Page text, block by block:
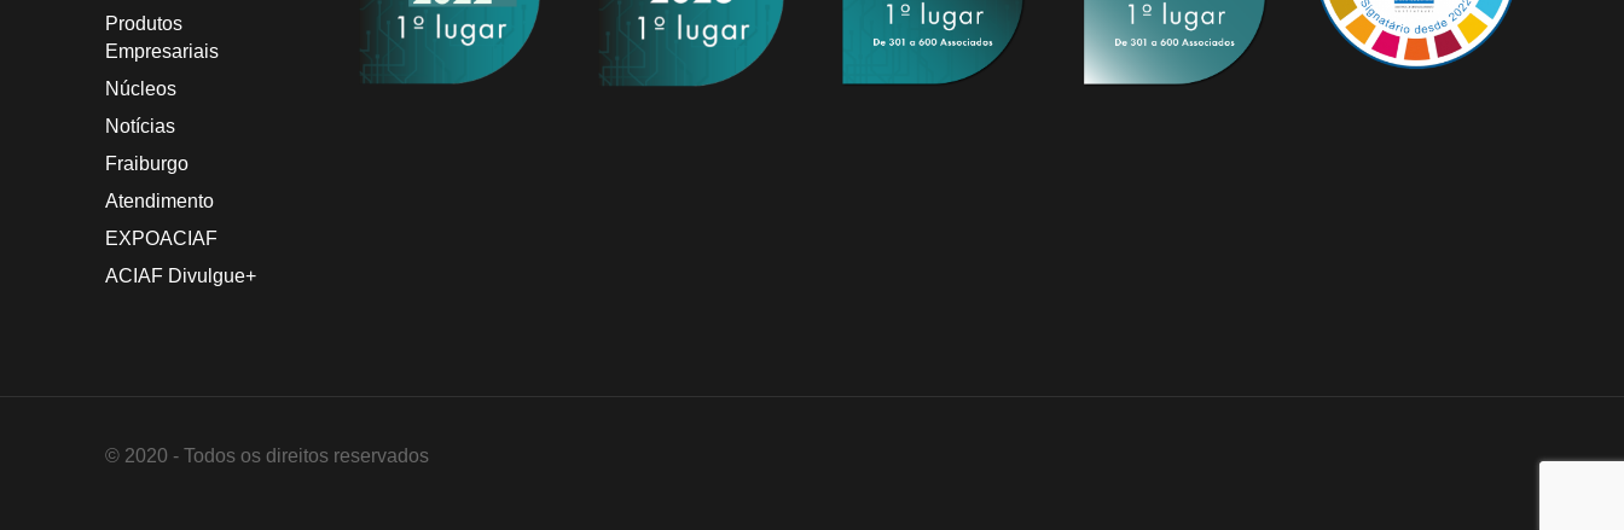
Produtos
Empresariais
Núcleos
Notícias
Fraiburgo
Atendimento
EXPOACIAF
ACIAF Divulgue+
© 2020 - Todos os direitos reservados